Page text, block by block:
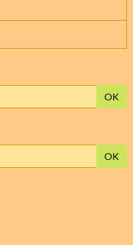
OK
OK